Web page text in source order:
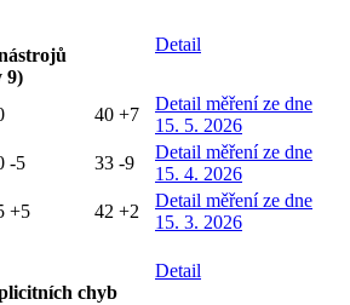
9)
Detail
40 +7
Detail měření ze dne
15. 5. 2026
-5 33 -9
Detail měření ze dne
15. 4. 2026
+5 42 +2
Detail měření ze dne
15. 3. 2026
chyb
Detail